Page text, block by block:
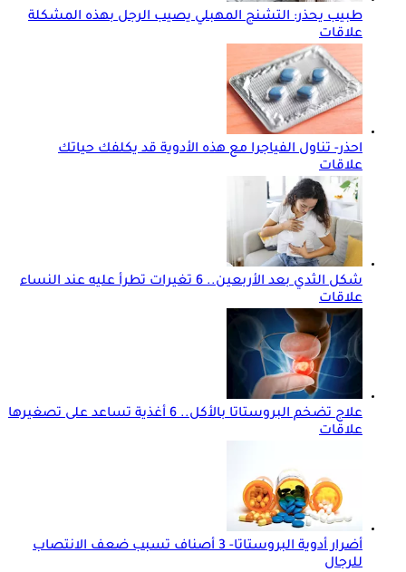
طبيب يحذر: التشنج المهبلي يصيب الرجل بهذه المشكلة
علاقات
احذر- تناول الفياجرا مع هذه الأدوية قد يكلفك حياتك
علاقات
شكل الثدي بعد الأربعين.. 6 تغيرات تطرأ عليه عند النساء
علاقات
علاج تضخم البروستاتا بالأكل.. 6 أغذية تساعد على تصغيرها
علاقات
أضرار أدوية البروستاتا- 3 أصناف تسبب ضعف الانتصاب
للرجال